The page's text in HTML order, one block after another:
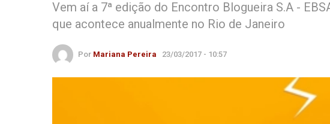
Vem aí a 7ª edição do Encontro Blogueira S.A -
que acontece anualmente no Rio de Janeiro
Por Mariana Pereira 23/03/2017 - 10:57